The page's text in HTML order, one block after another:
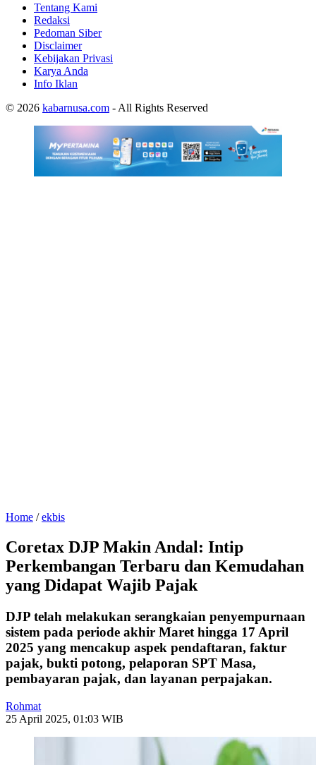
Tentang Kami
Redaksi
Pedoman Siber
Disclaimer
Kebijakan Privasi
Karya Anda
Info Iklan
© 2026 kabarnusa.com - All Rights Reserved
Home /ekbis
Coretax DJP Makin Andal: Intip
Perkembangan Terbaru dan Kemudahan
yang Didapat Wajib Pajak
DJP telah melakukan serangkaian penyempurnaan
sistem pada periode akhir Maret hingga 17 April
2025 yang mencakup aspek pendaftaran, faktur
pajak, bukti potong, pelaporan SPT Masa,
pembayaran pajak, dan layanan perpajakan.
Rohmat
25 April 2025, 01:03 WIB